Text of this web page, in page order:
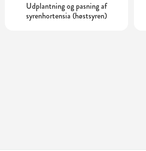
Udplantning og pasning af
syrenhortensia (høstsyren)